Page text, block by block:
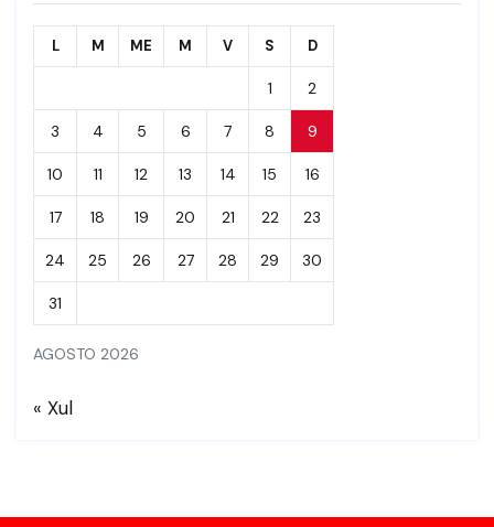
AGOSTO 2026
L M ME M V S D
1 2
3 4 5 6 7 8 9
10 11 12 13 14 15 16
17 18 19 20 21 22 23
24 25 26 27 28 29 30
31
« Xul